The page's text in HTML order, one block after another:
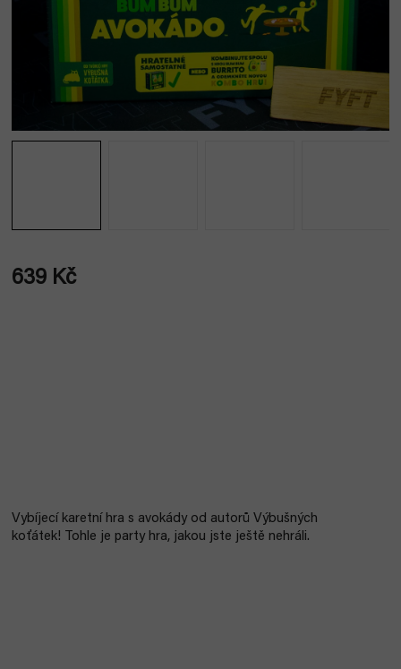
639 Kč
Vybíjecí karetní hra s avokády od autorů Výbušných
koťátek!
Tohle je party hra, jakou jste ještě nehráli.